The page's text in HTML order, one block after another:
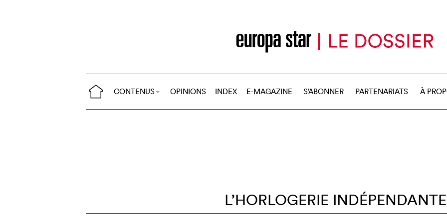
CONTENUS OPINIONS INDEX E-MAGAZINE S’ABONNER PARTENARIATS À
L’HORLOGERIE INDÉPENDANTE